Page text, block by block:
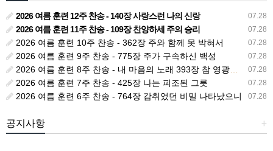
07.28
2026 여름 훈련 12주 찬송 - 140장 사랑스런 나의 신랑
07.28
2026 여름 훈련 11주 찬송 - 109장 찬양하세 주의 승리
07.28
2026 여름 훈련 10주 찬송 - 362장 주와 함께 못 박혀서
07.28
2026 여름 훈련 9주 찬송 - 775장 주가 구속하신 백성
07.28
2026 여름 훈련 8주 찬송 - 내 마음의 노래 393장 참 영광스런 우리 왕
07.28
2026 여름 훈련 7주 찬송 - 425장 나는 피조된 그릇
07.28
2026 여름 훈련 6주 찬송 - 764장 감취었던 비밀 나타났으니
+
공지사항